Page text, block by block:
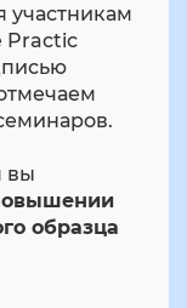
участникам
Practic
вы
образца